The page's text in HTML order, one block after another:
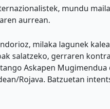
mundu
aurrean.
milaka lagunek
salatzeko, gerraren
Askapen
Rojava. Batzuetan